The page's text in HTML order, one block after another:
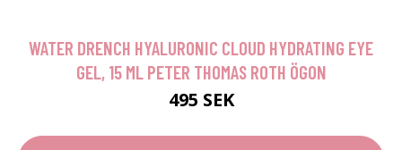
WATER DRENCH HYALURONIC CLOUD HYDRATING EYE
GEL, 15 ML PETER THOMAS ROTH ÖGON
495 SEK